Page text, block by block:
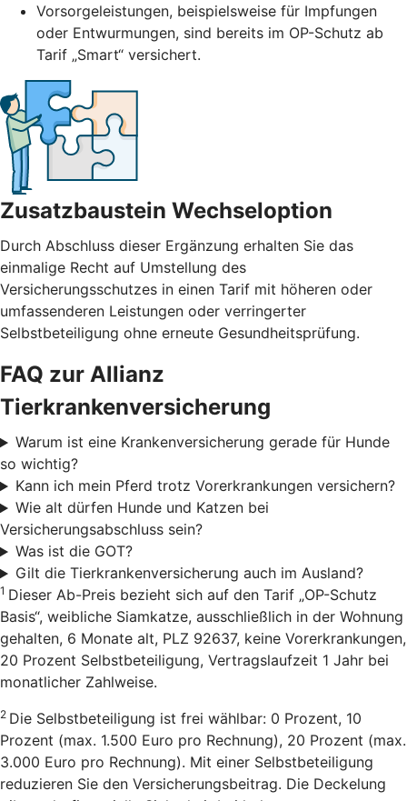
Vorsorgeleistungen, beispielsweise für Impfungen
oder Entwurmungen, sind bereits im OP-Schutz ab
Tarif „Smart“ versichert.
Zusatzbaustein Wechseloption
Durch Abschluss dieser Ergänzung erhalten Sie das
einmalige Recht auf Umstellung des
Versicherungsschutzes in einen Tarif mit höheren oder
umfassenderen Leistungen oder verringerter
Selbstbeteiligung ohne erneute Gesundheitsprüfung.
FAQ zur Allianz
Tierkrankenversicherung
Warum ist eine Krankenversicherung gerade für Hunde
so wichtig?
Kann ich mein Pferd trotz Vorerkrankungen versichern?
Wie alt dürfen Hunde und Katzen bei
Versicherungsabschluss sein?
Was ist die GOT?
Gilt die Tierkrankenversicherung auch im Ausland?
1 Dieser Ab-Preis bezieht sich auf den Tarif „OP-Schutz
Basis“, weibliche Siamkatze, ausschließlich in der Wohnung
gehalten, 6 Monate alt, PLZ 92637, keine Vorerkrankungen,
20 Prozent Selbstbeteiligung, Vertragslaufzeit 1 Jahr bei
monatlicher Zahlweise.
2 Die Selbstbeteiligung ist frei wählbar: 0 Prozent, 10
Prozent (max. 1.500 Euro pro Rechnung), 20 Prozent (max.
3.000 Euro pro Rechnung). Mit einer Selbstbeteiligung
reduzieren Sie den Versicherungsbeitrag. Die Deckelung